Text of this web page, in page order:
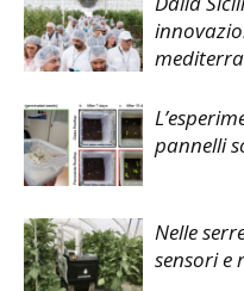
pannelli
Nelle
sensori e